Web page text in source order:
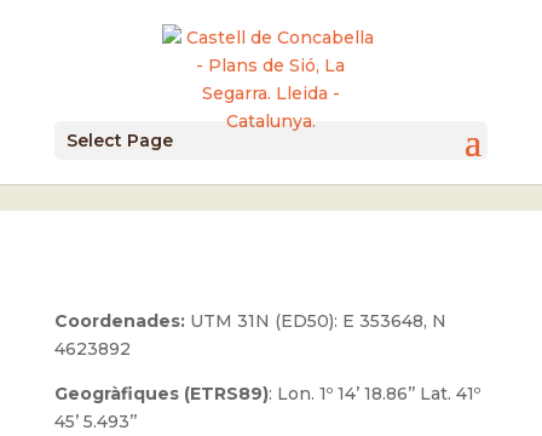
Select Page
El Castell / Com arribar-hi
Coordenades:UTM 31N (ED50): E 353648, N
4623892
Geogràfiques (ETRS89): Lon. 1º 14’ 18.86’’ Lat. 41º
45’ 5.493’’